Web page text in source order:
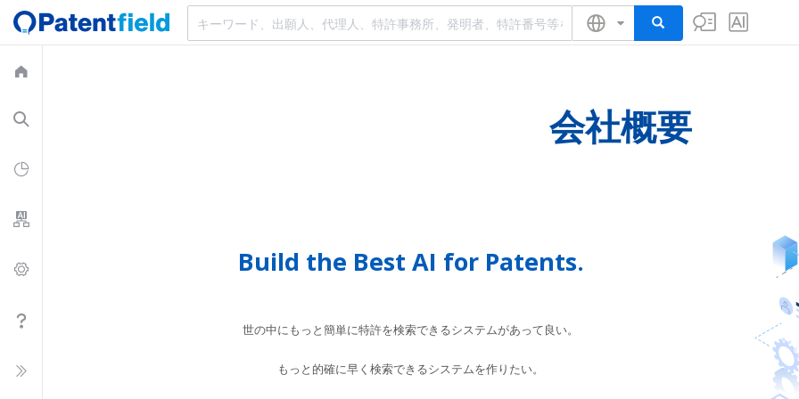
会社概要
Build the Best AI for Patents.
世の中にもっと簡単に特許を検索できるシステムがあって良い。
もっと的確に早く検索できるシステムを作りたい。